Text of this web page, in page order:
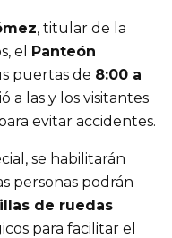
, titular de la
el Panteón
puertas de 8:00 a
a las y los visitantes
evitar accidentes.
de ruedas
para facilitar el